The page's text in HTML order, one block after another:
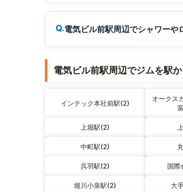
電気ビル前駅周辺でシャワーや
電気ビル前駅周辺でジムを駅
インテック本社前駅(2)
オークス
上堀駅(2)
中町駅(2)
呉羽駅(2) 国際
堀川小泉駅(2) 大